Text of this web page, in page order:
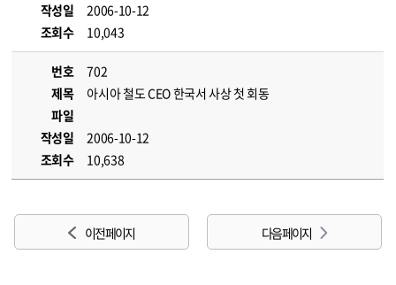
작성일
2006-10-12
조회수
10,043
번호
702
제목
아시아 철도 CEO 한국서 사상 첫 회동
파일
작성일
2006-10-12
조회수
10,638
이전 페이지 다음 페이지